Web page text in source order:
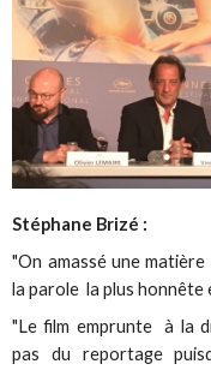
Stéphane Brizé :
"On amassé une
la parole la plus honnête
"Le film emprunte à la
pas du reportage